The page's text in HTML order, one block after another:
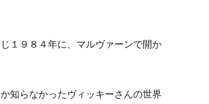
１９８４年に、マルヴァーンで開か
知らなかったヴィッキーさんの世界